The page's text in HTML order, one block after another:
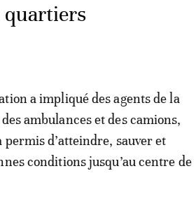
quartiers
a impliqué des agents de la
ambulances et des camions,
permis d’atteindre, sauver et
conditions jusqu’au centre de